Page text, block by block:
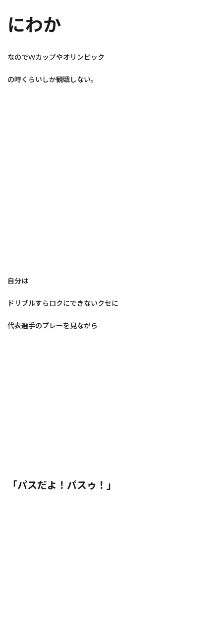
にわか
なのでWカップやオリンピック
の時くらいしか観戦しない。
自分は
ドリブルすらロクにできないクセに
代表選手のプレーを見ながら
「パスだよ！パスゥ！」